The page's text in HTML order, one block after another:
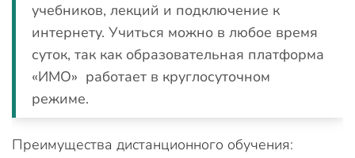
учебников, лекций и подключение к
интернету. Учиться можно в любое время
суток, так как образовательная платформа
«ИМО» работает в круглосуточном
режиме.
Преимущества дистанционного обучения: